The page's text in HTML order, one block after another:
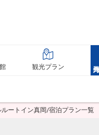
観光プラン
ルートイン真岡/宿泊プラン一覧